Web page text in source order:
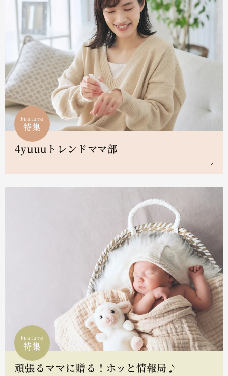
Feature
特集
4yuuuトレンドママ部
Feature
特集
頑張るママに贈る！ホッと情報局♪